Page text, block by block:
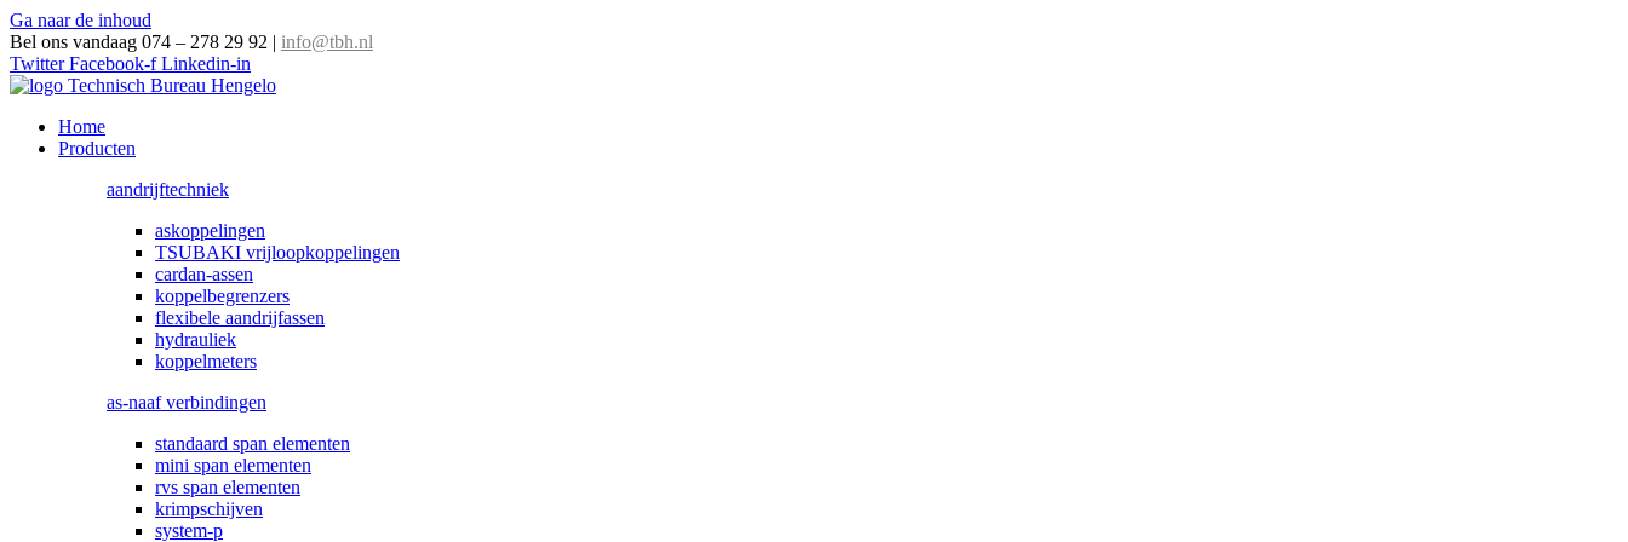
Ga naar de inhoud
Bel ons vandaag 074 – 278 29 92 | info@tbh.nl
Twitter Facebook-f Linkedin-in
Home
Producten
aandrijftechniek
askoppelingen
TSUBAKI vrijloopkoppelingen
cardan-assen
koppelbegrenzers
flexibele aandrijfassen
hydrauliek
koppelmeters
as-naaf verbindingen
standaard span elementen
mini span elementen
rvs span elementen
krimpschijven
system-p